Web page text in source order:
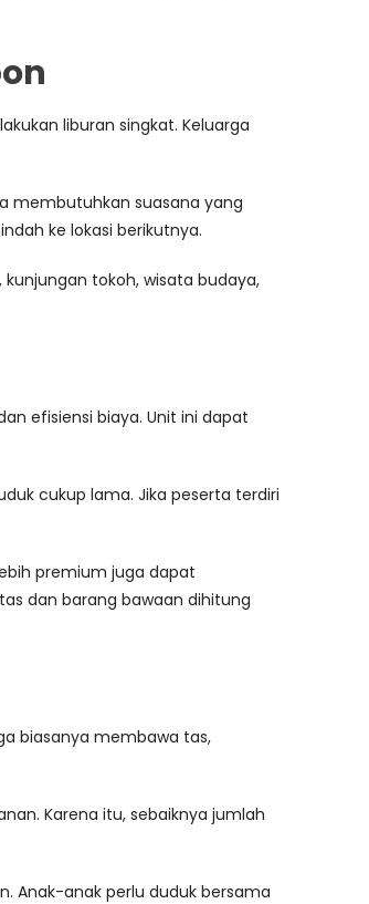
liburan singkat. Keluarga
membutuhkan suasana yang
ke lokasi berikutnya.
tokoh, wisata budaya,
efisiensi biaya. Unit ini dapat
cukup lama. Jika peserta terdiri
premium juga dapat
dan barang bawaan dihitung
biasanya membawa tas,
Karena itu, sebaiknya jumlah
Anak-anak perlu duduk bersama